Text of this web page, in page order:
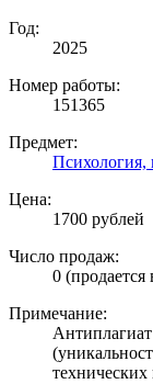
Год:
2025
Номер работы:
151365
Предмет:
Психология,
Цена:
1700 рублей
Число продаж:
0 (продается
Примечание: